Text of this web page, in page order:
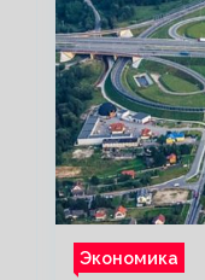
Экономика